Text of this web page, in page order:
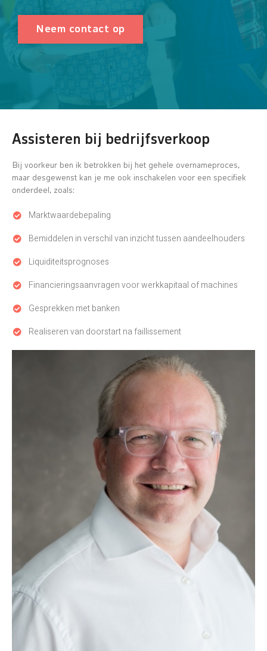
Neem contact op
Assisteren bij bedrijfsverkoop
Bij voorkeur ben ik betrokken bij het gehele overnameproces,
maar desgewenst kan je me ook inschakelen voor een specifiek
onderdeel, zoals:
Marktwaardebepaling
Bemiddelen in verschil van inzicht tussen aandeelhouders
Liquiditeitsprognoses
Financieringsaanvragen voor werkkapitaal of machines
Gesprekken met banken
Realiseren van doorstart na faillissement